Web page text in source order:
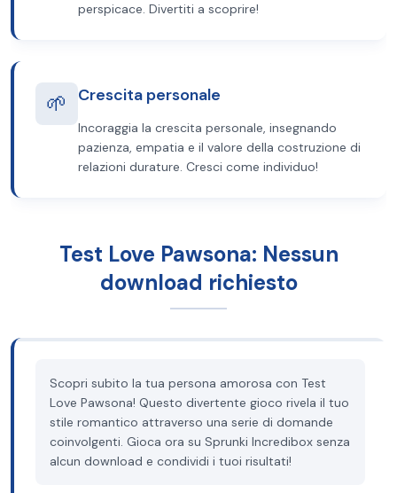
perspicace. Divertiti a scoprire!
🌱 Crescita personale
Incoraggia la crescita personale, insegnando
pazienza, empatia e il valore della costruzione di
relazioni durature. Cresci come individuo!
Test Love Pawsona: Nessun
download richiesto
Scopri subito la tua persona amorosa con Test
Love Pawsona! Questo divertente gioco rivela il tuo
stile romantico attraverso una serie di domande
coinvolgenti. Gioca ora su Sprunki Incredibox senza
alcun download e condividi i tuoi risultati!